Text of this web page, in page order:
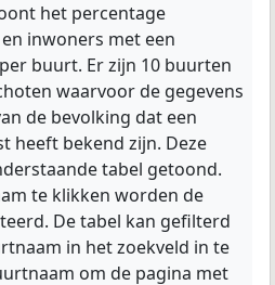
het percentage
inwoners met een
buurt. Er zijn 10 buurten
waarvoor de gegevens
de bevolking dat een
heeft bekend zijn. Deze
tabel getoond.
te klikken worden de
De tabel kan gefilterd
in het zoekveld in te
om de pagina met